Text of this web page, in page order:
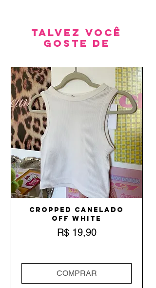
Talvez você
goste de
Cropped Canelado
Off White
Preço
R$ 19,90
COMPRAR